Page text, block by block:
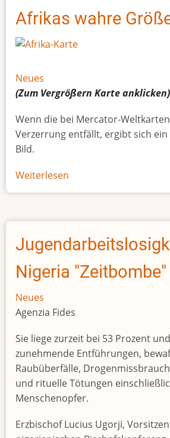
Afrikas wahre
Neues
(Zum Vergrößern Karteanklicken)
Wenn die bei Mercator-
Verzerrung entfällt, ergibt sich ein
Bild.
Weiterlesen
Afrikas
Größe
Nigeria "Zeitbombe"
Neues
Agenzia Fides
Sie liege zurzeit bei 53 Prozent
zunehmende Entführungen,
Raubüberfälle,
und rituelle Tötungen
Menschenopfer.
Erzbischof Lucius Ugorji,